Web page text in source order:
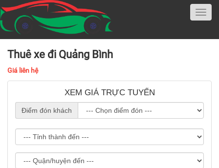
Thuê xe đi Quảng Bình
Giá liên hệ
XEM GIÁ TRỰC TUYẾN
Điểm đón khách